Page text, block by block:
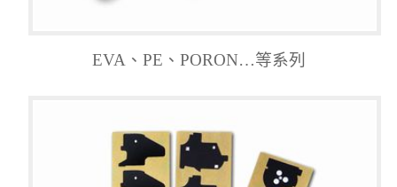
EVA、PE、PORON…等系列